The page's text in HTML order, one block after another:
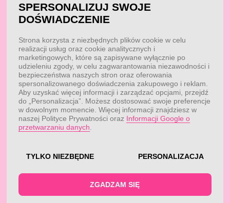
RODO
Obowiązek
Dane do przelewu
Przepisy
Blog
Regulamin zakupów
Aktualne promocje
Odstąp od umowy tutaj
Dobór suplementacji
Kontakt
Moje zamówienia
KONTAKT
Obsługa klienta:
pon. - pt.: 7:00 - 18:00
Obsługa klienta:
reklamacje@fitwomen.pl
SPERSONALIZUJ SWOJE
DOŚWIADCZENIE
Strona korzysta z niezbędnych plików cookie w celu
realizacji usług oraz cookie analitycznych i
marketingowych, które są zapisywane wyłącznie po
udzieleniu zgody, w celu zagwarantowania niezawodności i
bezpieczeństwa naszych stron oraz oferowania
spersonalizowanego doświadczenia zakupowego i reklam.
Aby uzyskać więcej informacji i zarządzać opcjami, przejdź
do „Personalizacja”. Możesz dostosować swoje preferencje
w dowolnym momencie. Więcej informacji znajdziesz w
naszej Polityce Prywatności oraz Informacji Google o
przetwarzaniu danych
TYLKO NIEZBĘDNE PERSONALIZACJA
ZGADZAM SIĘ